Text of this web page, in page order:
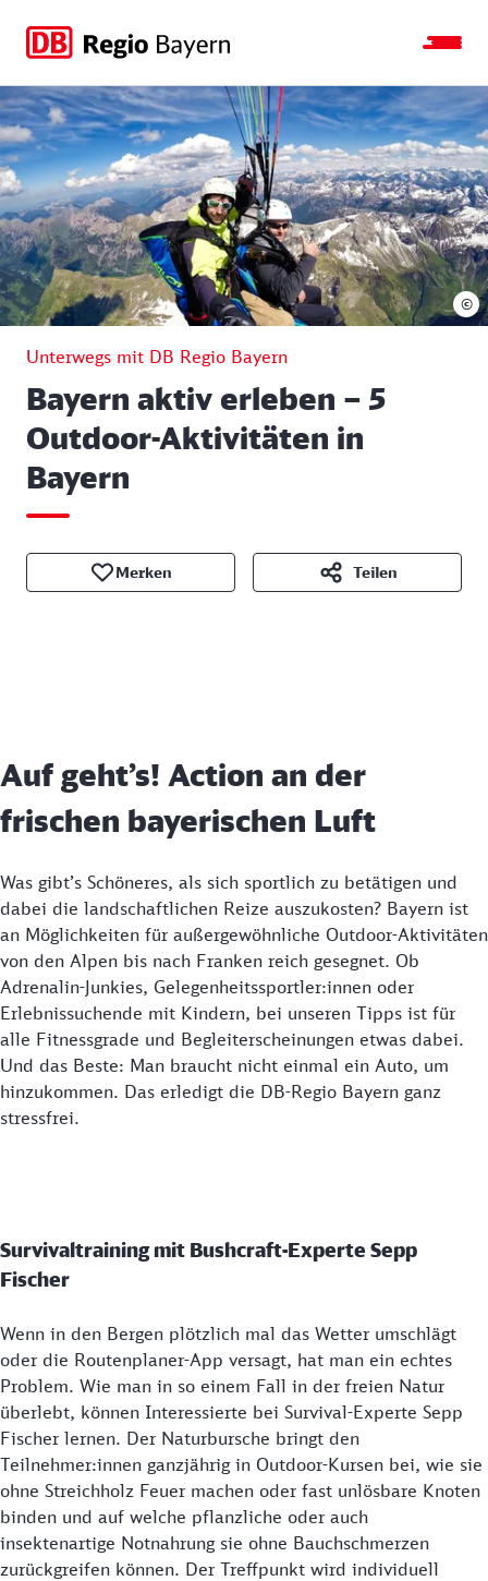
Zur
Hauptnavigation
springen
Zur
Seitensuche
springen
Zum
Hauptinhalt
springen
Zum
Footer
springen
Unterwegs mit DB Regio Bayern
Bayern aktiv erleben – 5
Outdoor-Aktivitäten in
Bayern
Merken Teilen
©
Auf geht’s! Action an der
frischen bayerischen Luft
Was gibt’s Schöneres, als sich sportlich zu betätigen und
dabei die landschaftlichen Reize auszukosten? Bayern ist
an Möglichkeiten für außergewöhnliche Outdoor-Aktivitäten
von den Alpen bis nach Franken reich gesegnet. Ob
Adrenalin-Junkies, Gelegenheitssportler:innen oder
Erlebnissuchende mit Kindern, bei unseren Tipps ist für
alle Fitnessgrade und Begleiterscheinungen etwas dabei.
Und das Beste: Man braucht nicht einmal ein Auto, um
hinzukommen. Das erledigt die DB-Regio Bayern ganz
stressfrei.
Survivaltraining mit Bushcraft-Experte Sepp
Fischer
Wenn in den Bergen plötzlich mal das Wetter umschlägt
oder die Routenplaner-App versagt, hat man ein echtes
Problem. Wie man in so einem Fall in der freien Natur
überlebt, können Interessierte bei Survival-Experte Sepp
Fischer lernen. Der Naturbursche bringt den
Teilnehmer:innen ganzjährig in Outdoor-Kursen bei, wie sie
ohne Streichholz Feuer machen oder fast unlösbare Knoten
binden und auf welche pflanzliche oder auch
insektenartige Notnahrung sie ohne Bauchschmerzen
zurückgreifen können. Der Treffpunkt wird individuell